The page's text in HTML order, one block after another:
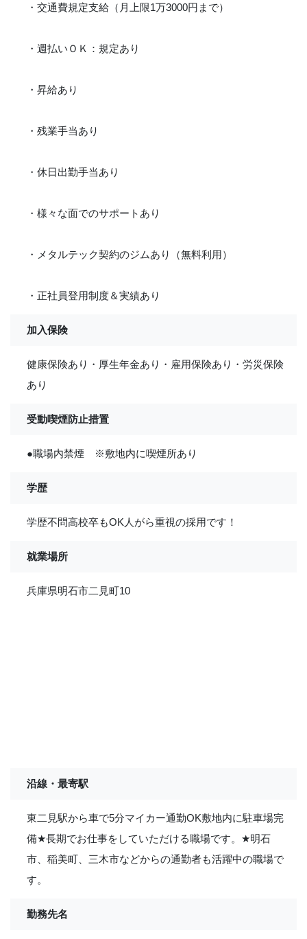
・交通費規定支給（月上限1万3000円まで）
・週払いＯＫ：規定あり
・昇給あり
・残業手当あり
・休日出勤手当あり
・様々な面でのサポートあり
・メタルテック契約のジムあり（無料利用）
・正社員登用制度＆実績あり
加入保険
健康保険あり・厚生年金あり・雇用保険あり・労災保険
あり
受動喫煙防止措置
●職場内禁煙 ※敷地内に喫煙所あり
学歴
学歴不問高校卒もOK人がら重視の採用です！
就業場所
兵庫県明石市二見町10
沿線・最寄駅
東二見駅から車で5分マイカー通勤OK敷地内に駐車場完
備★長期でお仕事をしていただける職場です。 ★明石
市、稲美町、三木市などからの通勤者も活躍中の職場で
す。
勤務先名